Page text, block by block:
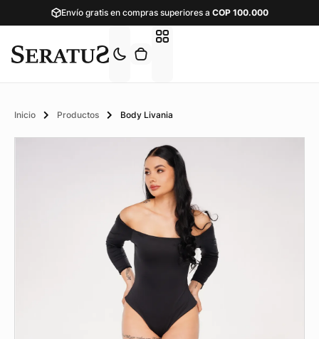
Envío gratis en compras superiores a COP100.000
Inicio Productos Body Livania